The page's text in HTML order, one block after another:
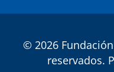
© 2026
reservados.